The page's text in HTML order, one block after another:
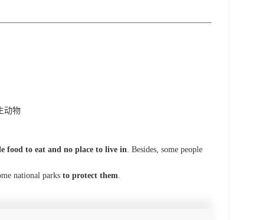
动物
food to eat and no place to live in. Besides, some people
national parks to protect them.